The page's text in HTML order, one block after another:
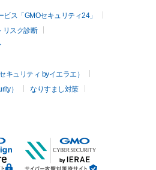
ス「GMOセキュリティ24」
リスク診断
キュリティ byイエラエ）
）
なりすまし対策